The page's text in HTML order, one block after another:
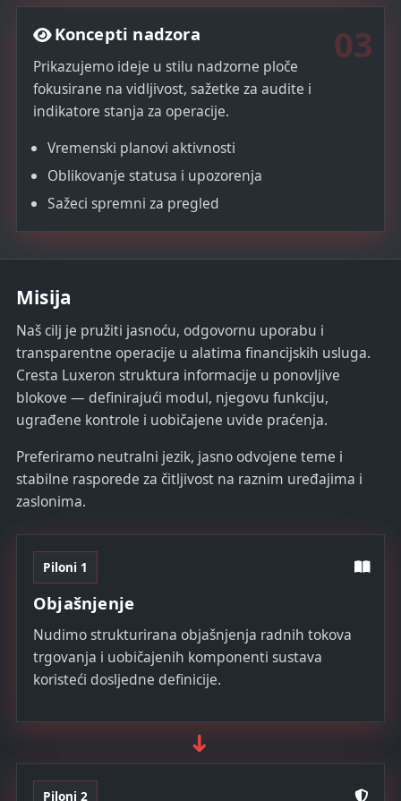
03
Koncepti nadzora
Prikazujemo ideje u stilu nadzorne ploče
fokusirane na vidljivost, sažetke za audite i
indikatore stanja za operacije.
Vremenski planovi aktivnosti
Oblikovanje statusa i upozorenja
Sažeci spremni za pregled
Misija
Naš cilj je pružiti jasnoću, odgovornu uporabu i
transparentne operacije u alatima financijskih usluga.
Cresta Luxeron struktura informacije u ponovljive
blokove — definirajući modul, njegovu funkciju,
ugrađene kontrole i uobičajene uvide praćenja.
Preferiramo neutralni jezik, jasno odvojene teme i
stabilne rasporede za čitljivost na raznim uređajima i
zaslonima.
Piloni 1
Objašnjenje
Nudimo strukturirana objašnjenja radnih tokova
trgovanja i uobičajenih komponenti sustava
koristeći dosljedne definicije.
➜
Piloni 2